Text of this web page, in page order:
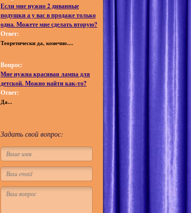
Если мне нужно 2 диванные
подушки а у вас в продаже только
одна. Можете мне сделать вторую?
Ответ:
Теоретически да, конечно....
Вопрос:
Мне нужна красивая лампа для
детской. Можно найти как-то?
Ответ:
Да...
Задать свой вопрос: